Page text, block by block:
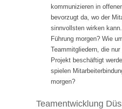
kommunizieren in
bevorzugt da, wo der
sinnvollsten wirken
Führung morgen? Wie
Teammitgliedern, die
Projekt beschäftigt
spielen
morgen?
Teamentwicklung